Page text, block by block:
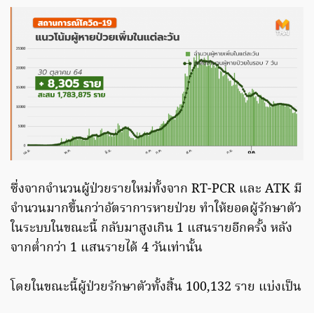
ซึ่งจากจำนวนผู้ป่วยรายใหม่ทั้งจาก RT-PCR และ ATK มี
จำนวนมากขึ้นกว่าอัตราการหายป่วย ทำให้ยอดผู้รักษาตัว
ในระบบในขณะนี้ กลับมาสูงเกิน 1 แสนรายอีกครั้ง หลัง
จากต่ำกว่า 1 แสนรายได้ 4 วันเท่านั้น
โดยในขณะนี้ผู้ป่วยรักษาตัวทั้งสิ้น 100,132 ราย แบ่งเป็น